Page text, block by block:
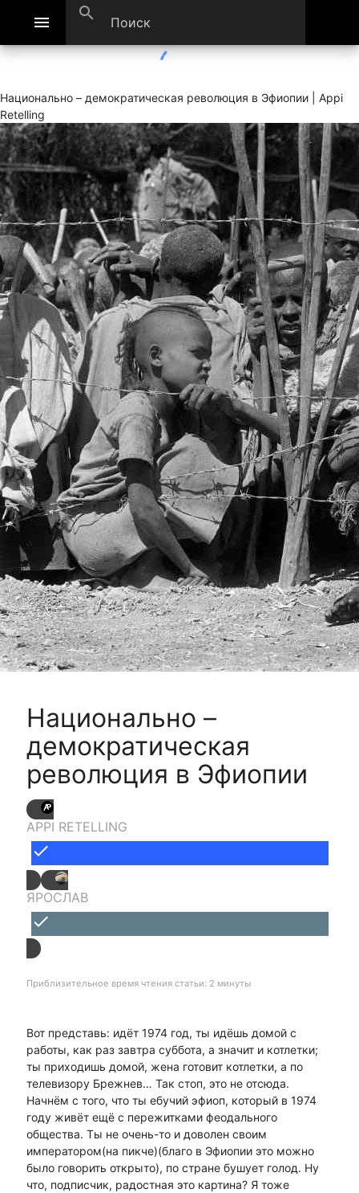
menu search
Национально – демократическая революция в Эфиопии | Appi
Retelling
Национально –
демократическая
революция в Эфиопии
APPI RETELLING
done
ЯРОСЛАВ
done
Приблизительное время чтения статьи: 2 минуты
Вот представь: идёт 1974 год, ты идёшь домой с
работы, как раз завтра суббота, а значит и котлетки;
ты приходишь домой, жена готовит котлетки, а по
телевизору Брежнев… Так стоп, это не отсюда.
Начнём с того, что ты ебучий эфиоп, который в 1974
году живёт ещё с пережитками феодального
общества. Ты не очень-то и доволен своим
императором(на пикче)(благо в Эфиопии это можно
было говорить открыто), по стране бушует голод. Ну
что, подписчик, радостная это картина? Я тоже